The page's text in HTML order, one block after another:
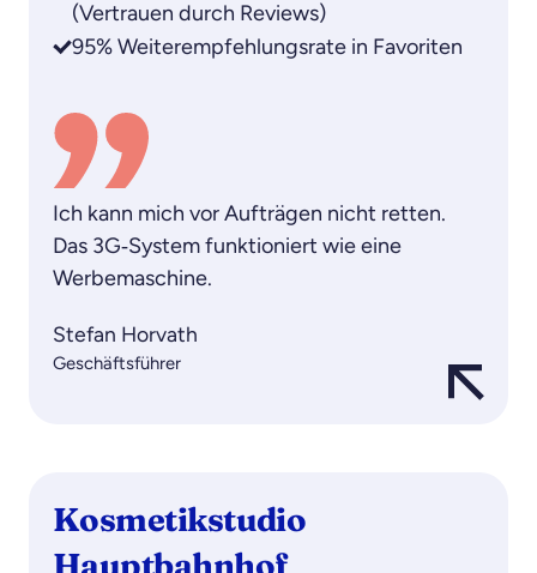
(Vertrauen durch Reviews)
95% Weiterempfehlungsrate in Favoriten
Ich kann mich vor Aufträgen nicht retten.
Das 3G‑System funktioniert wie eine
Werbemaschine.
Stefan Horvath
Geschäftsführer
Kosmetikstudio
Hauptbahnhof